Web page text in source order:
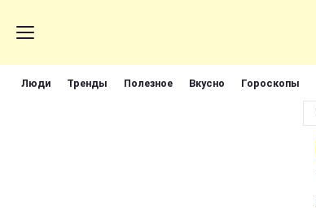
Люди Тренды Полезное Вкусно Гороскопы